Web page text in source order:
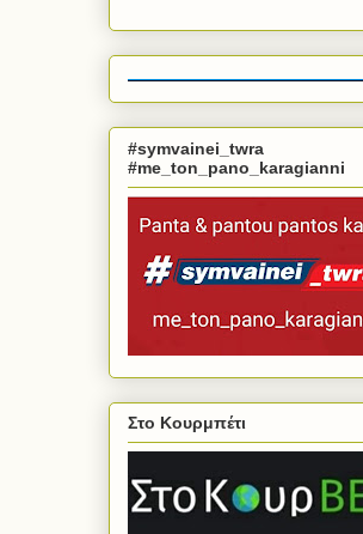
#symvainei_twra
#me_ton_pano_karagianni
Στο Κουρμπέτι